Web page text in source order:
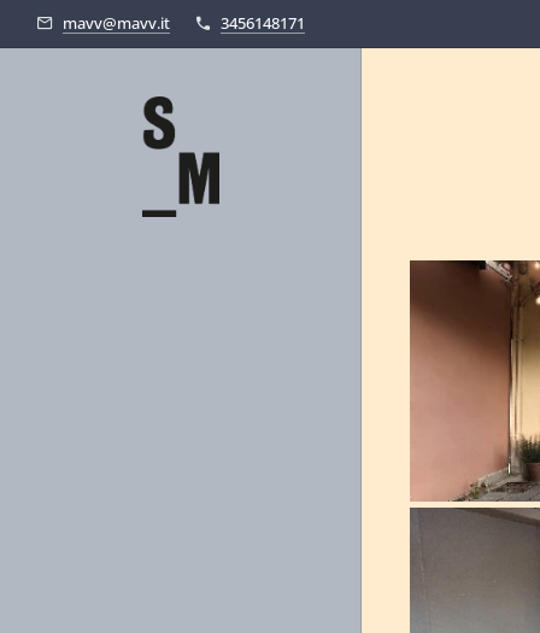
mavv@mavv.it 3456148171